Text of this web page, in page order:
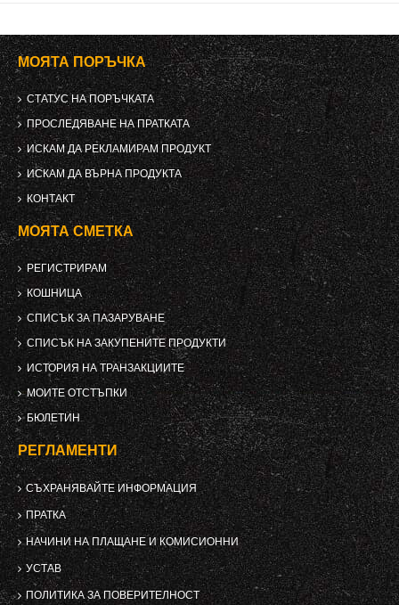
МОЯТА ПОРЪЧКА
СТАТУС НА ПОРЪЧКАТА
ПРОСЛЕДЯВАНЕ НА ПРАТКАТА
ИСКАМ ДА РЕКЛАМИРАМ ПРОДУКТ
ИСКАМ ДА ВЪРНА ПРОДУКТА
КОНТАКТ
МОЯТА СМЕТКА
РЕГИСТРИРАМ
КОШНИЦА
СПИСЪК ЗА ПАЗАРУВАНЕ
СПИСЪК НА ЗАКУПЕНИТЕ ПРОДУКТИ
ИСТОРИЯ НА ТРАНЗАКЦИИТЕ
МОИТЕ ОТСТЪПКИ
БЮЛЕТИН
РЕГЛАМЕНТИ
СЪХРАНЯВАЙТЕ ИНФОРМАЦИЯ
ПРАТКА
НАЧИНИ НА ПЛАЩАНЕ И КОМИСИОННИ
УСТАВ
ПОЛИТИКА ЗА ПОВЕРИТЕЛНОСТ